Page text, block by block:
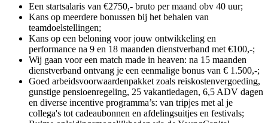
Een startsalaris van €2750,- bruto per maand obv 40 uur;
Kans op meerdere bonussen bij het behalen van
teamdoelstellingen;
Kans op een beloning voor jouw ontwikkeling en
performance na 9 en 18 maanden dienstverband met €100,-;
Wij gaan voor een match made in heaven: na 15 maanden
dienstverband ontvang je een eenmalige bonus van € 1.500,-;
Goed arbeidsvoorwaardenpakket zoals reiskostenvergoeding,
gunstige pensioenregeling, 25 vakantiedagen, 6,5 ADV dagen
en diverse incentive programma’s: van tripjes met al je
collega's tot cadeaubonnen en afdelingsuitjes en festivals;